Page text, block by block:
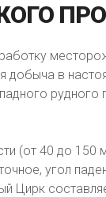
добыча в
рудного
(от 40 до 150
угол
Цирк